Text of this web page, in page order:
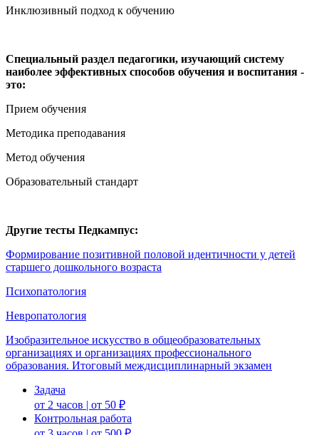
Инклюзивный подход к обучению
Специальный раздел педагогики, изучающий систему
наиболее эффективных способов обучения и воспитания -
это:
Прием обучения
Методика преподавания
Метод обучения
Образовательный стандарт
Другие тесты Педкампус:
Формирование позитивной половой идентичности у детей
старшего дошкольного возраста
Психопатология
Невропатология
Изобразительное искусство в общеобразовательных
организациях и организациях профессионального
образования. Итоговый междисциплинарный экзамен
Задача
от 2 часов | от 50 ₽
Контрольная работа